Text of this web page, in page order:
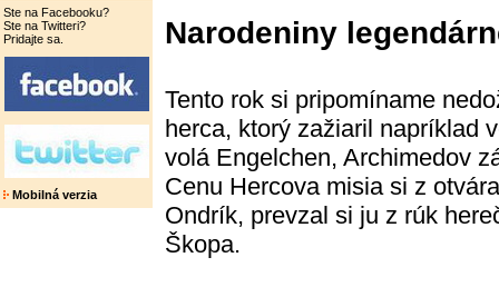
Ste na Facebooku?
Ste na Twitteri?
Pridajte sa.
Mobilná verzia
Narodeniny
Tento rok si pripomíname
herca, ktorý zažiaril napríklad
volá Engelchen, Archimedov
Cenu Hercova misia si z
Ondrík, prevzal si ju z rúk
Škopa.